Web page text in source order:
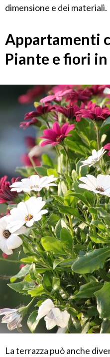
dimensione e dei materiali.
Appartamenti
Piante e fiori
La terrazza può anche